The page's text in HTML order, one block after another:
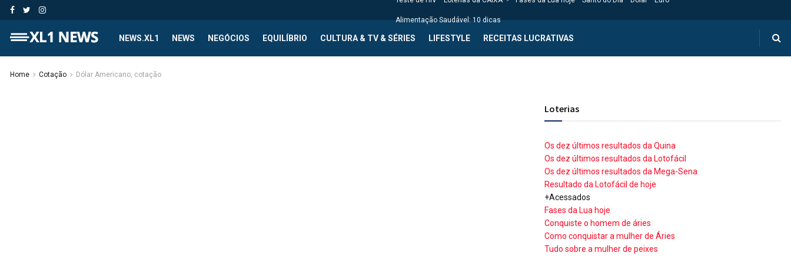
Alimentação Saudável: 10 dicas
NEWS.XL1 NEWS NEGÓCIOS EQUILÍBRIO CULTURA & TV & SÉRIES LIFESTYLE RECEITAS LUCRATIVAS
Home Cotação Dólar Americano, cotação
Loterias
Os dez últimos resultados da Quina
Os dez últimos resultados da Lotofácil
Os dez últimos resultados da Mega-Sena
Resultado da Lotofácil de hoje
+Acessados
Fases da Lua hoje
Conquiste o homem de áries
Como conquistar a mulher de Áries
Tudo sobre a mulher de peixes